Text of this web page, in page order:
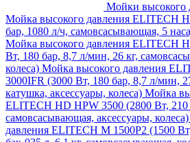
Мойки высокого
Мойка высокого давления ELITECH
бар, 1080 л/ч, самовсасывающая, 5
Мойка высокого давления ELITECH
Вт, 180 бар, 8,7 л/мин, 26 кг,
колеса) Мойка высокого давления
3000IFR (3000 Вт, 180 бар, 8,7 л/мин,
катушка, аксессуары, колеса) Мойка
ELITECH HD HPW 3500 (2800 Вт, 210
самовсасывающая, аксессуары, колеса)
давления ELITECH M 1500P2 (1500